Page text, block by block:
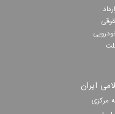
ایران
مرکزی